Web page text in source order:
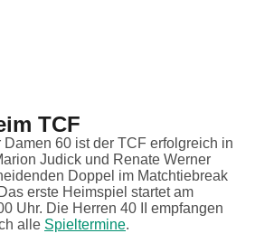
TCF
Damen 60 ist der TCF erfolgreich in
Judick und Renate Werner
Doppel im Matchtiebreak
erste Heimspiel startet am
Uhr. Die Herren 40 II empfangen
alle Spieltermine.